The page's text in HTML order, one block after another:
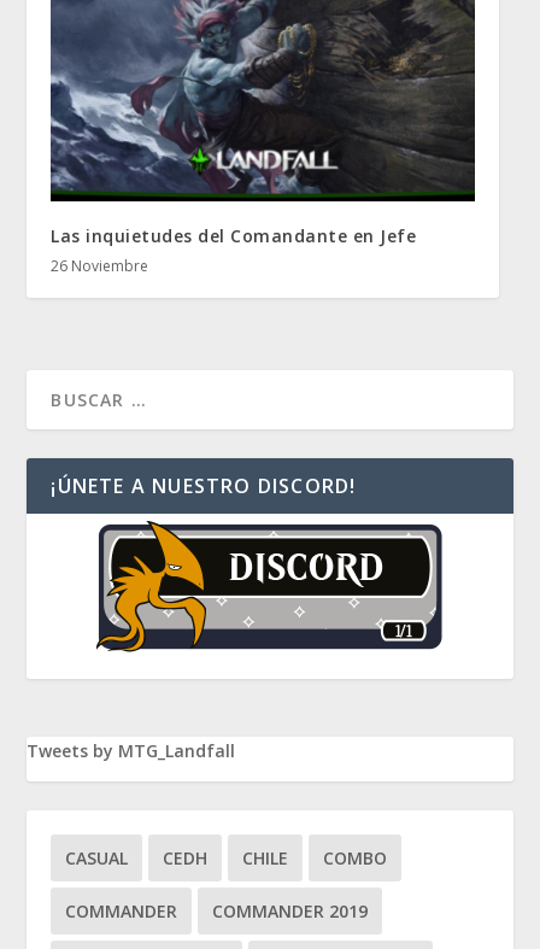
Las inquietudes del Comandante en Jefe
26 Noviembre
¡ÚNETE A NUESTRO DISCORD!
Tweets by MTG_Landfall
CASUAL CEDH CHILE COMBO
COMMANDER COMMANDER 2019